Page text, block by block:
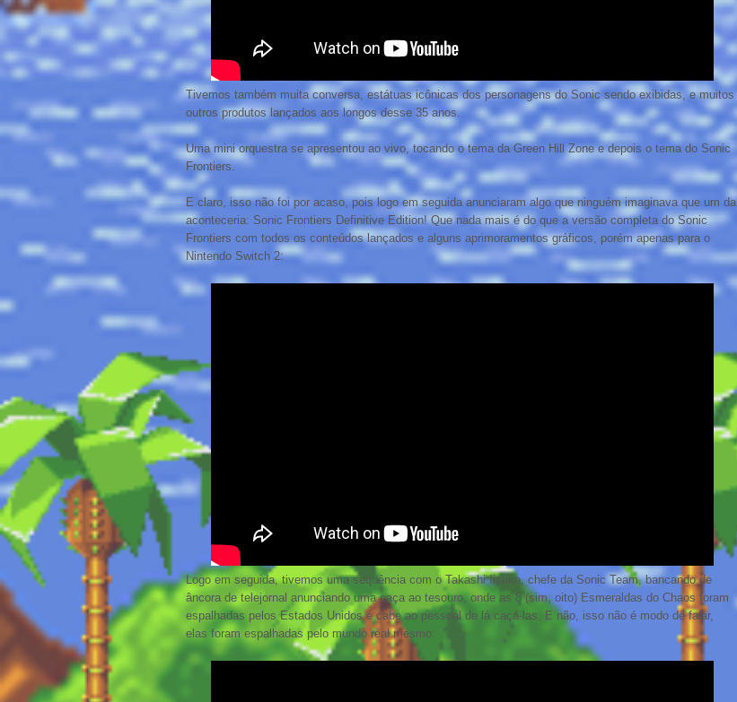
Tivemos também muita conversa, estátuas icônicas dos personagens do Sonic sendo exibidas, e muitos
outros produtos lançados aos longos desse 35 anos.
Uma mini orquestra se apresentou ao vivo, tocando o tema da Green Hill Zone e depois o tema do Sonic
Frontiers.
E claro, isso não foi por acaso, pois logo em seguida anunciaram algo que ninguém imaginava que um da
aconteceria: Sonic Frontiers Definitive Edition! Que nada mais é do que a versão completa do Sonic
Frontiers com todos os conteúdos lançados e alguns aprimoramentos gráficos, porém apenas para o
Nintendo Switch 2:
Logo em seguida, tivemos uma sequência com o Takashi Iizuka, chefe da Sonic Team, bancando de
âncora de telejornal anunciando uma caça ao tesouro, onde as 8 (sim, oito) Esmeraldas do Chaos foram
espalhadas pelos Estados Unidos e cabe ao pessoal de lá caçá-las. E não, isso não é modo de falar,
elas foram espalhadas pelo mundo real mesmo: